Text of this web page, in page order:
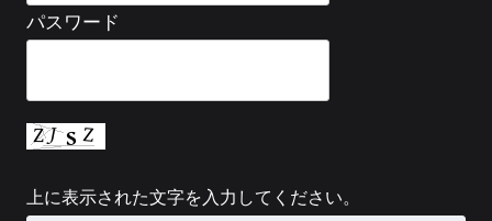
パスワード
上に表示された文字を入力してください。